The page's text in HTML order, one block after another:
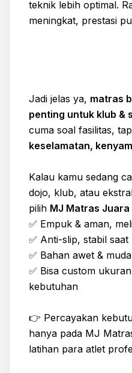
teknik lebih optimal.
meningkat, prestasi
Jadi jelas ya, matras
penting untuk klub &
cuma soal fasilitas,
keselamatan,
Kalau kamu sedang
dojo, klub, atau
pilih MJ Matras Juara
✅ Empuk & aman,
✅ Anti-slip, stabil
✅ Bahan awet &
✅ Bisa custom
kebutuhan
👉 Percayakan
hanya pada MJ
latihan para atlet